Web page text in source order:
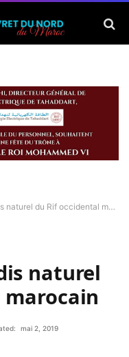
du Rif occidental marocain
naturel
mai 2, 2019